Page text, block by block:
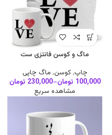
ماگ و کوسن فانتزی ست
چاپ,کوسن, ماگ چاپی
100,000 تومان–
230,000 تومان
مشاهده سریع